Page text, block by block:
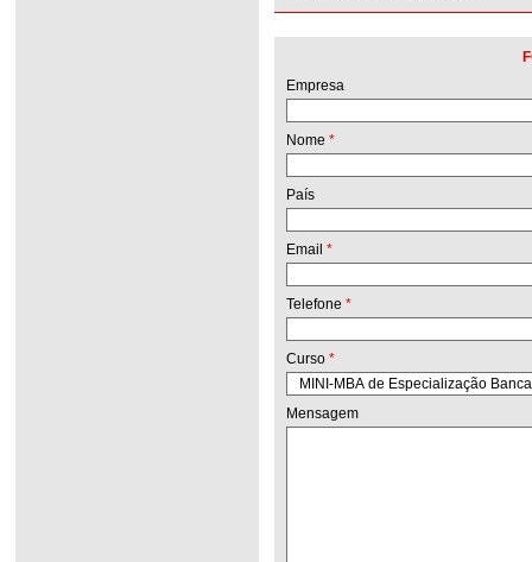
Empresa
Nome *
País
Email *
Telefone *
Curso *
Mensagem